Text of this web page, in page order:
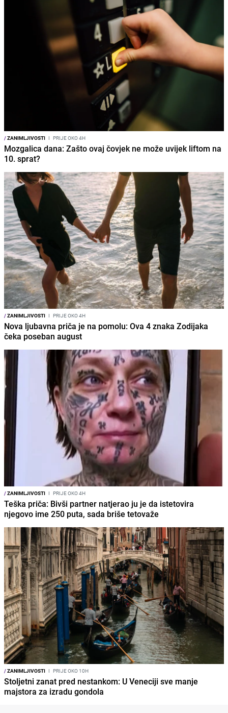
/ZANIMLJIVOSTI I PRIJE OKO 4H
Mozgalica dana: Zašto ovaj čovjek ne može uvijek liftom na
10. sprat?
/ZANIMLJIVOSTI I PRIJE OKO 4H
Nova ljubavna priča je na pomolu: Ova 4 znaka Zodijaka
čeka poseban august
/ZANIMLJIVOSTI I PRIJE OKO 4H
Teška priča: Bivši partner natjerao ju je da istetovira
njegovo ime 250 puta, sada briše tetovaže
/ZANIMLJIVOSTI I PRIJE OKO 10H
Stoljetni zanat pred nestankom: U Veneciji sve manje
majstora za izradu gondola